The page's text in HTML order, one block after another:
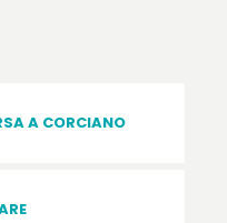
A CORCIANO